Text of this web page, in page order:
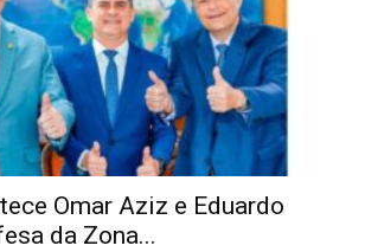
Omar Aziz e Eduardo
da Zona...